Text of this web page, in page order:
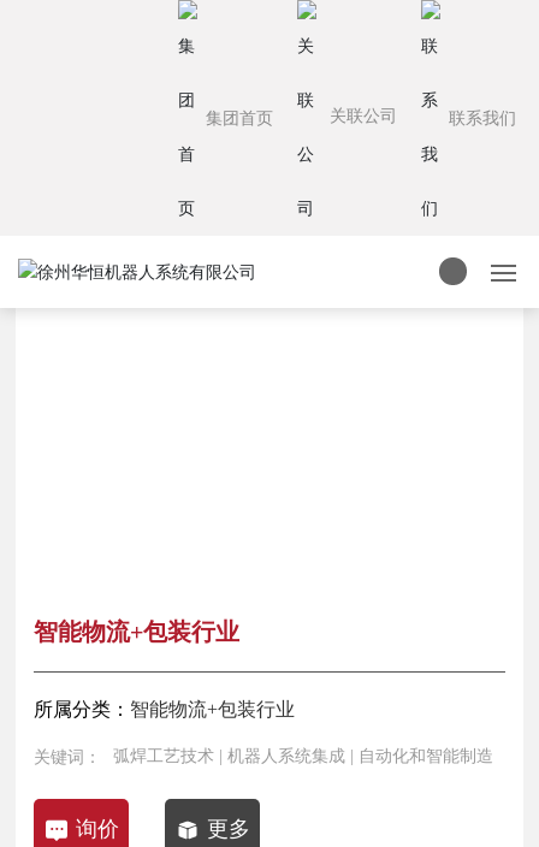
集团首页 关联公司 联系我们
智能物流应用案例
智能物流+包装行业
智能物流+包装行业
所属分类： 智能物流+包装行业
关键词： 弧焊工艺技术 | 机器人系统集成 | 自动化和智能制造
询价 更多